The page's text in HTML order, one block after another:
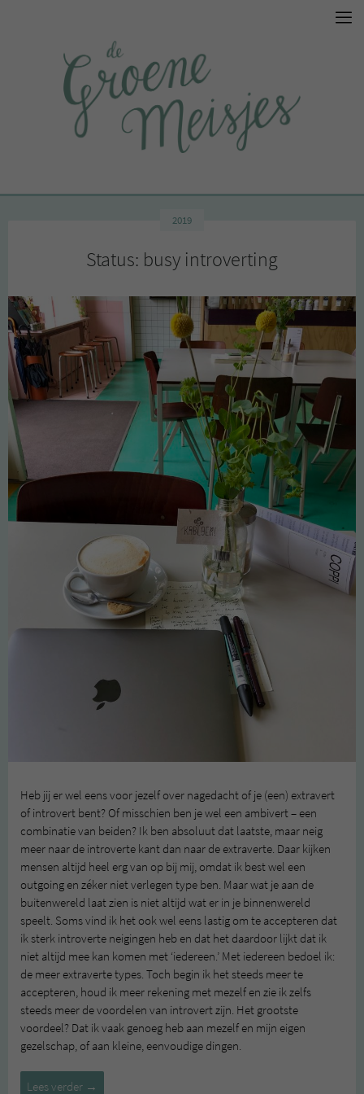
2019
Status: busy introverting
Heb jij er wel eens voor jezelf over nagedacht of je (een) extravert
of introvert bent? Of misschien ben je wel een ambivert – een
combinatie van beiden? Ik ben absoluut dat laatste, maar neig
meer naar de introverte kant dan naar de extraverte. Daar kijken
mensen altijd heel erg van op bij mij, omdat ik best wel een
outgoing en zéker niet verlegen type ben. Maar wat je aan de
buitenwereld laat zien is niet altijd wat er in je binnenwereld
speelt. Soms vind ik het ook wel eens lastig om te accepteren dat
ik sterk introverte neigingen heb en dat het daardoor lijkt dat ik
niet altijd mee kan komen met ‘iedereen.’ Met iedereen bedoel ik:
de meer extraverte types. Toch begin ik het steeds meer te
accepteren, houd ik meer rekening met mezelf en zie ik zelfs
steeds meer de voordelen van introvert zijn. Het grootste
voordeel? Dat ik vaak genoeg heb aan mezelf en mijn eigen
gezelschap, of aan kleine, eenvoudige dingen.
Lees verder Status:
→